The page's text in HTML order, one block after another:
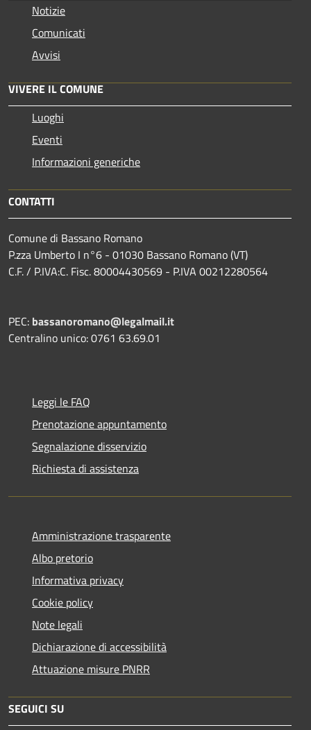
Notizie
Comunicati
Avvisi
VIVERE IL COMUNE
Luoghi
Eventi
Informazioni generiche
CONTATTI
Comune di Bassano Romano
P.zza Umberto I n°6 - 01030 Bassano Romano (VT)
C.F. / P.IVA:C. Fisc. 80004430569 - P.IVA 00212280564
PEC: bassanoromano@legalmail.it
Centralino unico: 0761 63.69.01
Leggi le FAQ
Prenotazione appuntamento
Segnalazione disservizio
Richiesta di assistenza
Amministrazione trasparente
Albo pretorio
Informativa privacy
Cookie policy
Note legali
Dichiarazione di accessibilità
Attuazione misure PNRR
SEGUICI SU